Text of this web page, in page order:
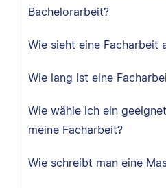
Bachelorarbeit?
Wie sieht eine Facharbeit
Wie lang ist eine
Wie wähle ich ein
meine Facharbeit?
Wie schreibt man eine